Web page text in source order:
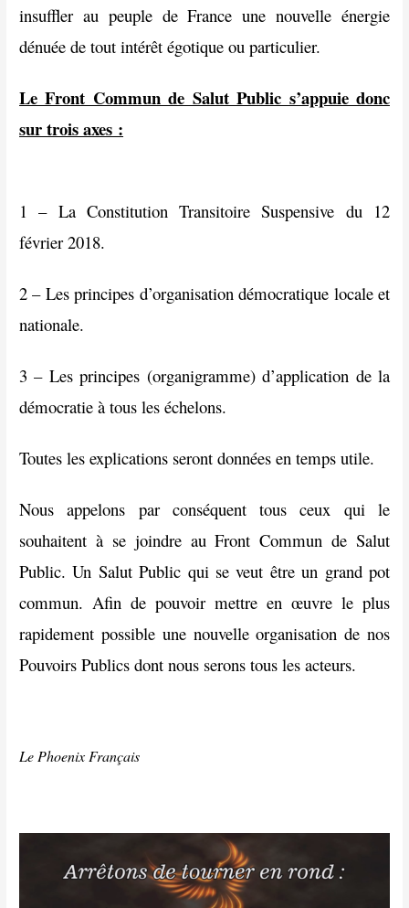
insuffler au peuple de France une nouvelle énergie
dénuée de tout intérêt égotique ou particulier.
Le Front Commun de Salut Public s’appuie donc
sur trois axes :
1 – La Constitution Transitoire Suspensive du 12
février 2018.
2 – Les principes d’organisation démocratique locale et
nationale.
3 – Les principes (organigramme) d’application de la
démocratie à tous les échelons.
Toutes les explications seront données en temps utile.
Nous appelons par conséquent tous ceux qui le
souhaitent à se joindre au Front Commun de Salut
Public. Un Salut Public qui se veut être un grand pot
commun. Afin de pouvoir mettre en œuvre le plus
rapidement possible une nouvelle organisation de nos
Pouvoirs Publics dont nous serons tous les acteurs.
Le Phoenix Français